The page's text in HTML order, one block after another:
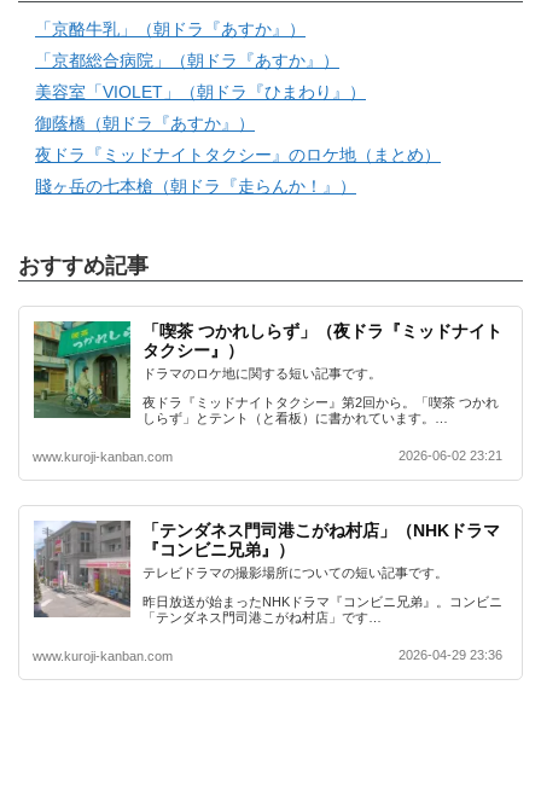
「京酪牛乳」（朝ドラ『あすか』）
「京都総合病院」（朝ドラ『あすか』）
美容室「VIOLET」（朝ドラ『ひまわり』）
御蔭橋（朝ドラ『あすか』）
夜ドラ『ミッドナイトタクシー』のロケ地（まとめ）
賤ヶ岳の七本槍（朝ドラ『走らんか！』）
おすすめ記事
「喫茶 つかれしらず」（夜ドラ『ミッドナイト
タクシー』）
ドラマのロケ地に関する短い記事です。
夜ドラ『ミッドナイトタクシー』第2回から。「喫茶 つかれ
しらず」とテント（と看板）に書かれています。…
www.kuroji-kanban.com 2026-06-02 23:21
「テンダネス門司港こがね村店」（NHKドラマ
『コンビニ兄弟』）
テレビドラマの撮影場所についての短い記事です。
昨日放送が始まったNHKドラマ『コンビニ兄弟』。コンビニ
「テンダネス門司港こがね村店」です…
www.kuroji-kanban.com 2026-04-29 23:36